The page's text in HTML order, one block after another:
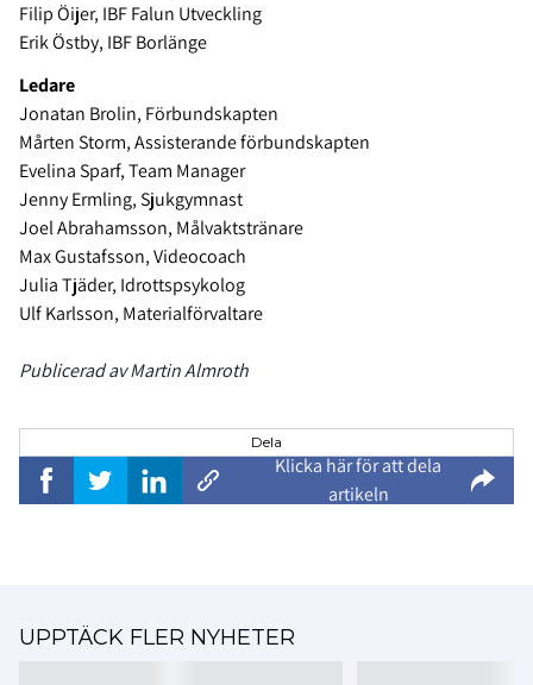
Filip Öijer, IBF Falun Utveckling
Erik Östby, IBF Borlänge
Ledare
Jonatan Brolin, Förbundskapten
Mårten Storm, Assisterande förbundskapten
Evelina Sparf, Team Manager
Jenny Ermling, Sjukgymnast
Joel Abrahamsson, Målvaktstränare
Max Gustafsson, Videocoach
Julia Tjäder, Idrottspsykolog
Ulf Karlsson, Materialförvaltare
Publicerad av Martin Almroth
Dela
Klicka här för att dela
artikeln
UPPTÄCK FLER NYHETER